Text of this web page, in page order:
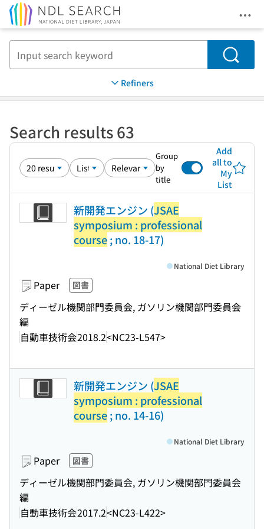
Search
Refiners
Search results 63
Group
by
title
Add
all to
My
List
新開発エンジン (JSAE
symposium : professional
course; no. 18-17)
Paper 図書
ディーゼル機関部門委員会, ガソリン機関部門委員会
編
自動車技術会2018.2<NC23-L547>
National Diet Library
新開発エンジン (JSAE
symposium : professional
course; no. 14-16)
Paper 図書
ディーゼル機関部門委員会, ガソリン機関部門委員会
編
自動車技術会2017.2<NC23-L422>
National Diet Library